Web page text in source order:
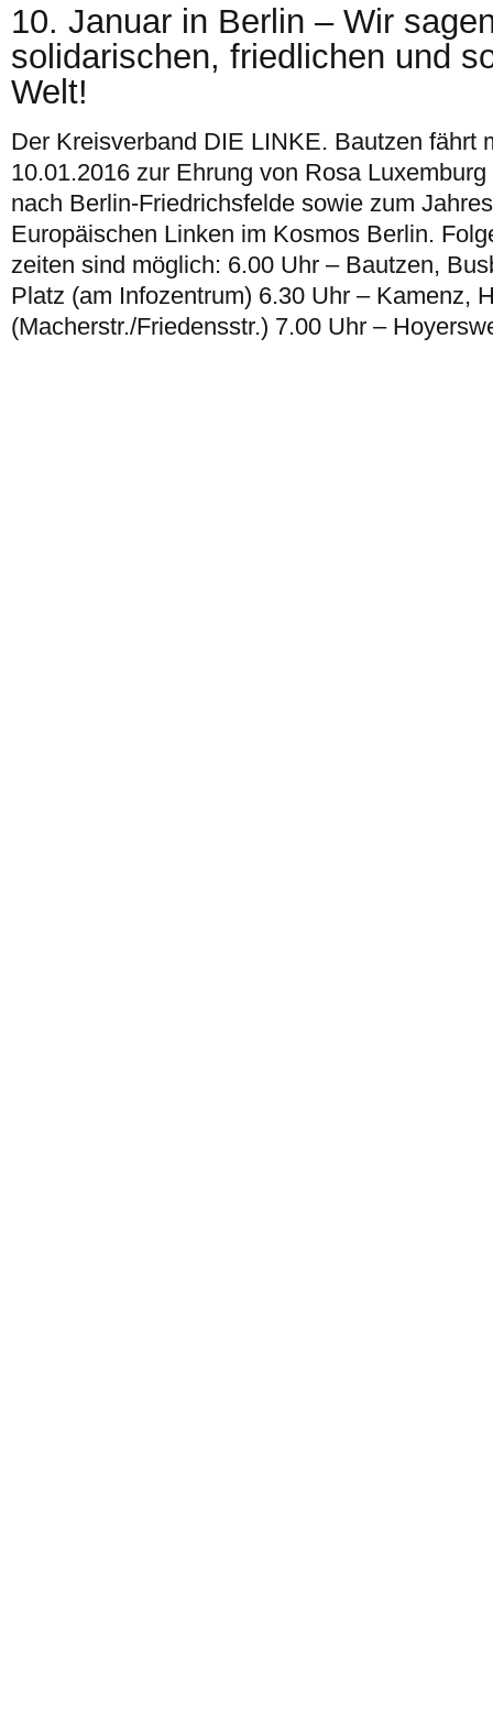
10. Januar in Berlin – Wir
solidarischen, friedlichen und
Welt!
Der Kreisverband DIE LINKE. Bautzen fährt
10.01.2016 zur Ehrung von Rosa
nach Berlin-Friedrichsfelde sowie zum
Europäischen Linken im Kosmos Berlin.
zeiten sind möglich: 6.00 Uhr – Bautzen,
Platz (am Infozentrum) 6.30 Uhr – Kamenz,
(Macherstr./Friedensstr.) 7.00 Uhr –